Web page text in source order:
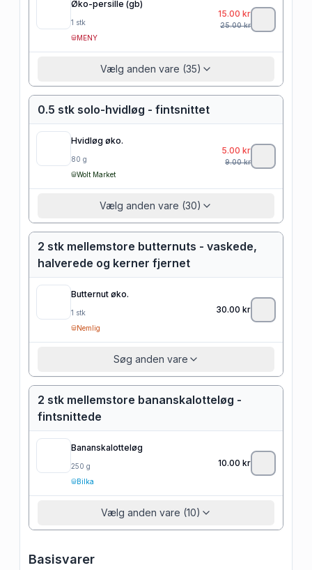
Øko-persille (gb)
1 stk
MENY
15.00 kr
25.00kr
Vælg anden vare (35)
0.5 stk solo-hvidløg - fintsnittet
Hvidløg øko.
80 g
Wolt Market
5.00 kr
9.00kr
Vælg anden vare (30)
2 stk mellemstore butternuts - vaskede,
halverede og kerner fjernet
Butternut øko.
1 stk
Nemlig
30.00 kr
Søg anden vare
2 stk mellemstore bananskalotteløg -
fintsnittede
Bananskalotteløg
250 g
Bilka
10.00 kr
Vælg anden vare (10)
Basisvarer